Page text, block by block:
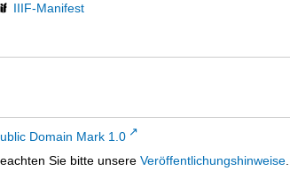
IIIF-Manifest
Domain Mark 1.0
Sie bitte unsere Veröffentlichungshinweise